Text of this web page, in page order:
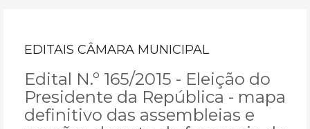
EDITAIS CÂMARA MUNICIPAL
Edital N.º 165/2015 - Eleição do
Presidente da República - mapa
definitivo das assembleias e